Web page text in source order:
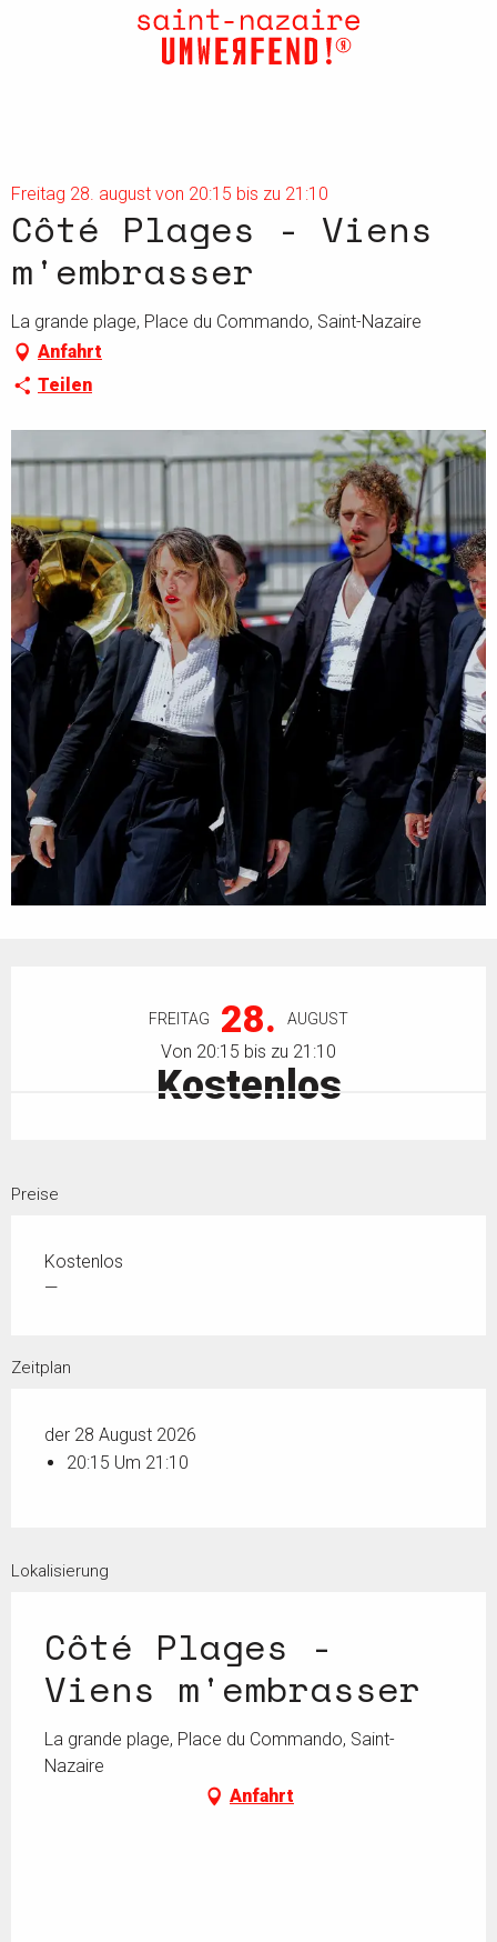
Freitag 28. august von 20:15 bis zu 21:10
Côté Plages - Viens
m'embrasser
La grande plage, Place du Commando, Saint-Nazaire
Anfahrt
Teilen
FREITAG 28. AUGUST
Von 20:15 bis zu 21:10
Kostenlos
Preise
Kostenlos
—
Zeitplan
der 28 August 2026
20:15 Um 21:10
Lokalisierung
Côté Plages -
Viens m'embrasser
La grande plage, Place du Commando, Saint-
Nazaire
Anfahrt